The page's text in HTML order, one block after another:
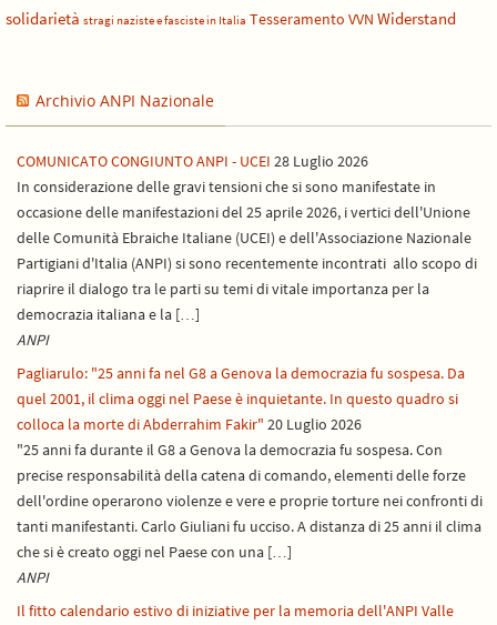
solidarietà stragi naziste e fasciste in Italia Tesseramento VVN Widerstand
Archivio ANPI Nazionale
COMUNICATO CONGIUNTO ANPI - UCEI 28 Luglio 2026
In considerazione delle gravi tensioni che si sono manifestate in
occasione delle manifestazioni del 25 aprile 2026, i vertici dell'Unione
delle Comunità Ebraiche Italiane (UCEI) e dell'Associazione Nazionale
Partigiani d'Italia (ANPI) si sono recentemente incontrati allo scopo di
riaprire il dialogo tra le parti su temi di vitale importanza per la
democrazia italiana e la […]
ANPI
Pagliarulo: "25 anni fa nel G8 a Genova la democrazia fu sospesa. Da
quel 2001, il clima oggi nel Paese è inquietante. In questo quadro si
colloca la morte di Abderrahim Fakir" 20 Luglio 2026
"25 anni fa durante il G8 a Genova la democrazia fu sospesa. Con
precise responsabilità della catena di comando, elementi delle forze
dell'ordine operarono violenze e vere e proprie torture nei confronti di
tanti manifestanti. Carlo Giuliani fu ucciso. A distanza di 25 anni il clima
che si è creato oggi nel Paese con una […]
ANPI
Il fitto calendario estivo di iniziative per la memoria dell'ANPI Valle